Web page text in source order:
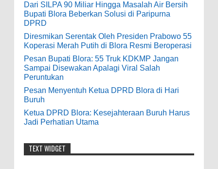
Pesan Bupati Blora: 55 Truk KDKMP Jangan
Sampai Disewakan Apalagi Viral Salah
Peruntukan
0 5-10-2026
bolehkah kami study banding di akir
bulan oktober 2020 ini ?
Anonymous:
7-3-2020
Mudah mudahan dengan jalan yang
baik bisa meningkatkan ekonomi masyarakat
sekitar. Amin
Anonymous:
honorer
Dari SILPA 90 Miliar Hingga Masalah Air Bersih
Bupati Blora Beberkan Solusi di Paripurna
DPRD
Diresmikan Serentak Oleh Presiden Prabowo 55
Koperasi Merah Putih di Blora Resmi Beroperasi
Pesan Bupati Blora: 55 Truk KDKMP Jangan
Sampai Disewakan Apalagi Viral Salah
Peruntukan
Pesan Menyentuh Ketua DPRD Blora di Hari
Buruh
Ketua DPRD Blora: Kesejahteraan Buruh Harus
Jadi Perhatian Utama
TEXT WIDGET